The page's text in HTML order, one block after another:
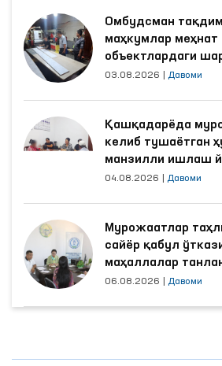
Омбудсман
маҳкумлар меҳнат
объектлардаги
яхшиланди
03.08.2026 Давоми
Қашқадарёда
келиб тушаётган
манзилли ишлаш
04.08.2026 Давоми
Мурожаатлар
сайёр қабул
маҳаллалар
06.08.2026 Давоми